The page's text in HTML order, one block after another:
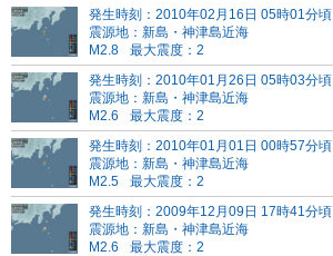
発生時刻：2010年02月16日 05時01分頃
震源地：新島・神津島近海
M2.8
最大震度：2
発生時刻：2010年01月26日 05時03分頃
震源地：新島・神津島近海
M2.6
最大震度：2
発生時刻：2010年01月01日 00時57分頃
震源地：新島・神津島近海
M2.5
最大震度：2
発生時刻：2009年12月09日 17時41分頃
震源地：新島・神津島近海
M2.6
最大震度：2